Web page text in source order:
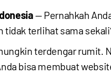
— Pernahkah
tidak terlihat sama
terdengar rumit.
bisa membuat